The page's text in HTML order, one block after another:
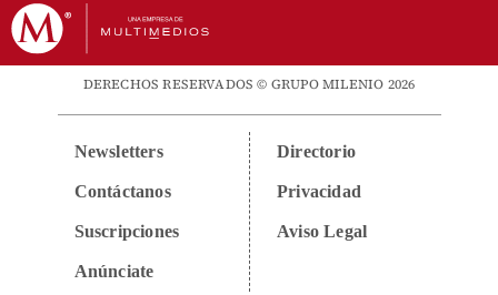
DERECHOS RESERVADOS © GRUPO MILENIO 2026
Newsletters
Contáctanos
Suscripciones
Anúnciate
Directorio
Privacidad
Aviso Legal